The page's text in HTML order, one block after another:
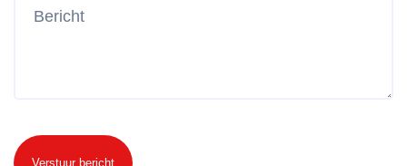
Verstuur bericht